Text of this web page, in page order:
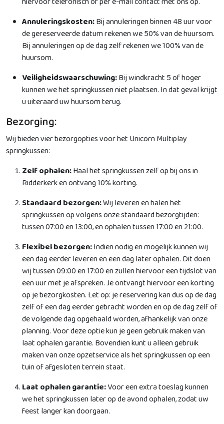
Annuleringskosten:Bij annuleringen binnen 48 uur voor
de gereserveerde datum rekenen we 50% van de huursom.
Bij annuleringen op de dag zelf rekenen we 100% van de
huursom.
Veiligheidswaarschuwing:Bij windkracht 5 of hoger
kunnen we het springkussen niet plaatsen. In dat geval krijgt
u uiteraard uw huursom terug.
Bezorging:
Wij bieden vier bezorgopties voor het Unicorn Multiplay
springkussen:
Zelf ophalen:Haal het springkussen zelf op bij ons in
Ridderkerk en ontvang 10% korting.
Standaard bezorgen:Wij leveren en halen het
springkussen op volgens onze standaard bezorgtijden:
tussen 07:00 en 13:00, en ophalen tussen 17:00 en 21:00.
Flexibel bezorgen:Indien nodig en mogelijk kunnen wij
een dag eerder leveren en een dag later ophalen. Dit doen
wij tussen 09:00 en 17:00 en zullen hiervoor een tijdslot van
een uur met je afspreken. Je ontvangt hiervoor een korting
op je bezorgkosten. Let op: je reservering kan dus op de dag
zelf of een dag eerder gebracht worden en op de dag zelf of
de volgende dag opgehaald worden, afhankelijk van onze
planning. Voor deze optie kun je geen gebruik maken van
laat ophalen garantie. Bovendien kunt u alleen gebruik
maken van onze opzetservice als het springkussen op een
tuin of afgesloten terrein staat.
Laat ophalen garantie:Voor een extra toeslag kunnen
we het springkussen later op de avond ophalen, zodat uw
feest langer kan doorgaan.